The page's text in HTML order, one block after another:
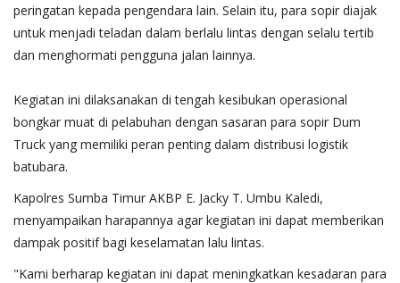
peringatan kepada pengendara lain. Selain itu, para sopir diajak
untuk menjadi teladan dalam berlalu lintas dengan selalu tertib
dan menghormati pengguna jalan lainnya.
Kegiatan ini dilaksanakan di tengah kesibukan operasional
bongkar muat di pelabuhan dengan sasaran para sopir Dum
Truck yang memiliki peran penting dalam distribusi logistik
batubara.
Kapolres Sumba Timur AKBP E. Jacky T. Umbu Kaledi,
menyampaikan harapannya agar kegiatan ini dapat memberikan
dampak positif bagi keselamatan lalu lintas.
"Kami berharap kegiatan ini dapat meningkatkan kesadaran para